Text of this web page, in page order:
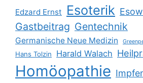
Edzard Ernst Esoterik
Gastbeitrag Gentechnik
Germanische Neue Medizin
Hans Tolzin Harald Walach
Homöopathie